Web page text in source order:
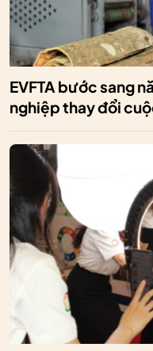
EVFTA bước sang
nghiệp thay đổi